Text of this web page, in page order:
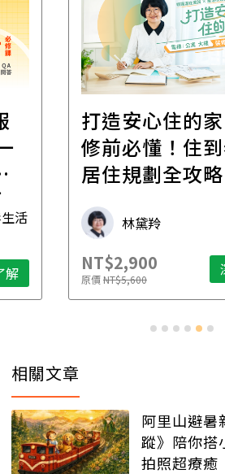
活
解
打造安心住的
修前必懂！住
居住規劃全攻略
林黛羚
NT$2,900
原價NT$5,600
相關文章
阿里山避暑
蹤》陪你搭
拍照超療癒